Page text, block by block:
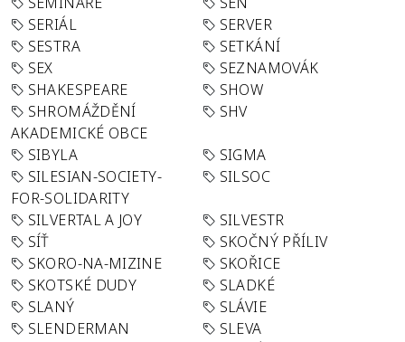
SERIÁL
SERVER
SESTRA
SETKÁNÍ
SEX
SEZNAMOVÁK
SHAKESPEARE
SHOW
SHROMÁŽDĚNÍ
AKADEMICKÉ OBCE
SHV
SIBYLA
SIGMA
SILESIAN-SOCIETY-
FOR-SOLIDARITY
SILSOC
SILVERTAL A JOY
SILVESTR
SÍŤ
SKOČNÝ PŘÍLIV
SKORO-NA-MIZINE
SKOŘICE
SKOTSKÉ DUDY
SLADKÉ
SLANÝ
SLÁVIE
SLENDERMAN
SLEVA